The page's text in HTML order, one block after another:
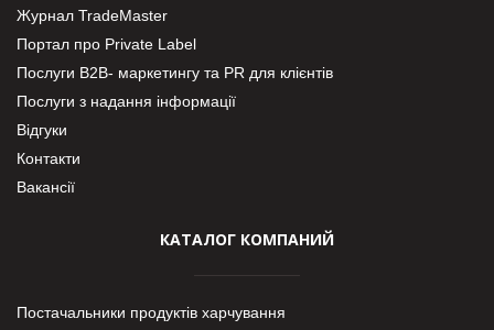
Журнал TradeMaster
Портал про Private Label
Послуги В2В- маркетингу та PR для клієнтів
Послуги з надання інформації
Відгуки
Контакти
Вакансії
КАТАЛОГ КОМПАНИЙ
Постачальники продуктів харчування